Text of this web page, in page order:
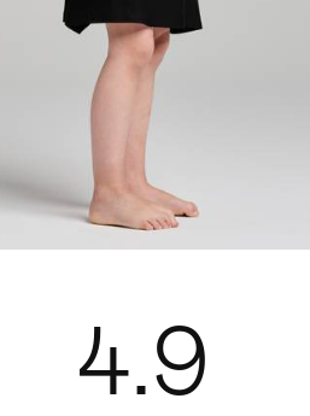
4.9